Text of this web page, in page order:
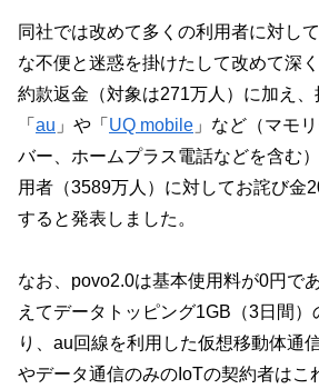
同社では改めて多くの利用者に対し
な不便と迷惑を掛けたして改めて深
約款返金（対象は271万人）に加え
「 au 」や「 UQ mobile 」など（マモ
バー、ホームプラス電話などを含む
用者（3589万人）に対してお詫び金
すると発表しました。
なお、povo2.0は基本使用料が0円で
えてデータトッピング1GB（3日間）
り、au回線を利用した仮想移動体通
やデータ通信のみのIoTの契約者はこ